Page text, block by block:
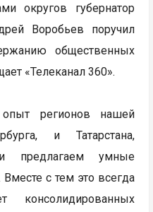
округов губернатор
Воробьев поручил
общественных
«Телеканал 360».
регионов нашей
и Татарстана,
умные
с тем это всегда
консолидированных